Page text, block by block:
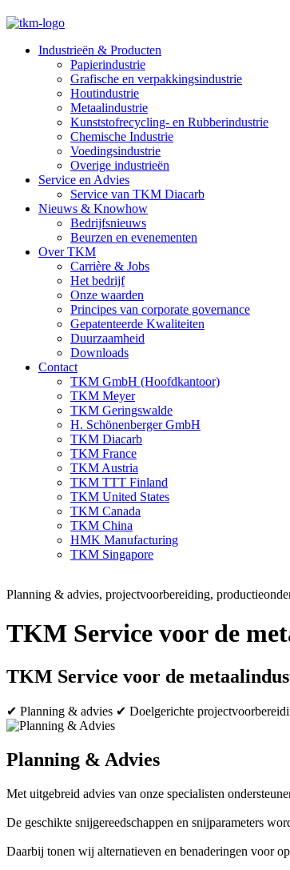
Industrieën & Producten
Papierindustrie
Grafische en verpakkingsindustrie
Houtindustrie
Metaalindustrie
Kunststofrecycling- en Rubberindustrie
Chemische Industrie
Voedingsindustrie
Overige industrieën
Service en Advies
Service van TKM Diacarb
Nieuws & Knowhow
Bedrijfsnieuws
Beurzen en evenementen
Over TKM
Carrière & Jobs
Het bedrijf
Onze waarden
Principes van corporate governance
Gepatenteerde Kwaliteiten
Duurzaamheid
Downloads
Contact
TKM GmbH (Hoofdkantoor)
TKM Meyer
TKM Geringswalde
H. Schönenberger GmbH
TKM Diacarb
TKM France
TKM Austria
TKM TTT Finland
TKM United States
TKM Canada
TKM China
HMK Manufacturing
TKM Singapore
Planning & advies, projectvoorbereiding,
TKM Service voor de
TKM Service voor de
✔ Planning & advies ✔ Doelgerichte
Planning & Advies
Met uitgebreid advies van onze specialisten
De geschikte snijgereedschappen en snijparameters
Daarbij tonen wij alternatieven en benaderingen voor